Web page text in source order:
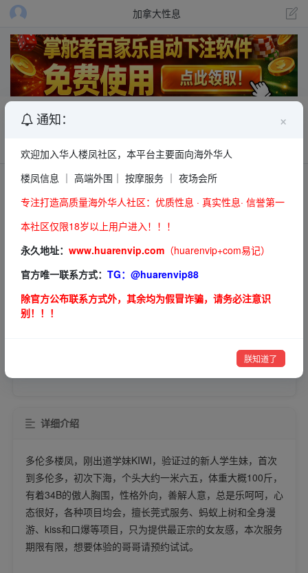
加拿大性息
多伦多楼凤，刚出道学妹KIWI
6786
联系方式
升级 VIP
手机号 VIP可见
详细介绍
多伦多楼凤，刚出道学妹KIWI，验证过的新人学生妹，首次
到多伦多，初次下海，个头大约一米六五，体重大概100斤，
有着34B的傲人胸围，性格外向，善解人意，总是乐呵呵，心
态很好，各种项目均会，擅长莞式服务、蚂蚁上树和全身漫
游、kiss和口爆等项目，只为提供最正宗的女友感，本次服务
期限有限，想要体验的哥哥请预约试试。
通知： ×
欢迎加入华人楼凤社区，本平台主要面向海外华人
楼凤信息 ｜ 高端外围｜ 按摩服务 ｜ 夜场会所
专注打造高质量海外华人社区：优质性息 · 真实性息· 信誉第一
本社区仅限18岁以上用户进入！！！
永久地址： www.huarenvip.com（huarenvip+com易记）
官方唯一联系方式： TG： @huarenvip88
除官方公布联系方式外，其余均为假冒诈骗，请务必注意识
别！！！
朕知道了